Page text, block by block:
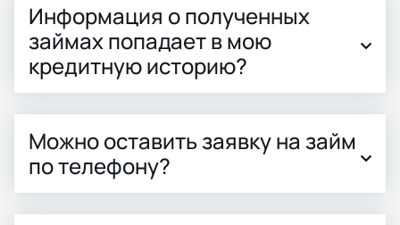
Информация о полученных
займах попадает в мою
кредитную историю?
Можно оставить заявку на займ
по телефону?